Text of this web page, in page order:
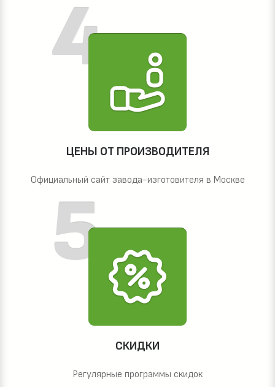
ЦЕНЫ ОТ ПРОИЗВОДИТЕЛЯ
Официальный сайт завода-изготовителя в Москве
СКИДКИ
Регулярные программы скидок